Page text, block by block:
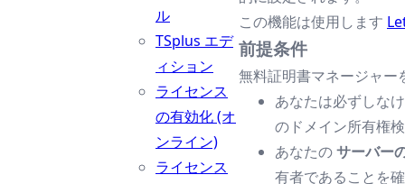
ル
TSplus エデ
ィション
ライセンス
の有効化 (オ
ンライン)
ライセンス
この機能は使用します
前提条件
無料証明書マネージャ
あなたは必ずしな
のドメイン所有権
あなたのサーバー
有者であることを